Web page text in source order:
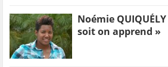
Noémie
soit on apprend »